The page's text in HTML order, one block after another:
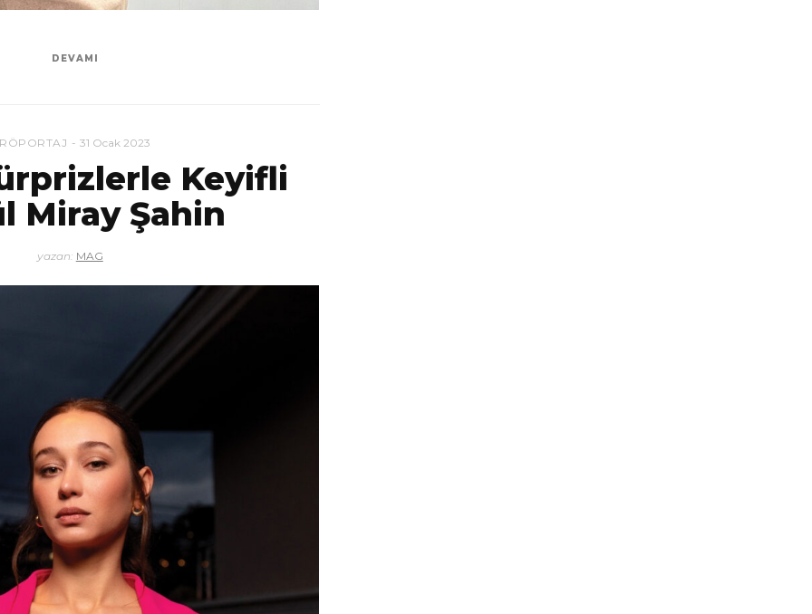
DEVAMI
RÖPORTAJ 31 Ocak 2023
Keyifli
Miray Şahin
yazan: MAG